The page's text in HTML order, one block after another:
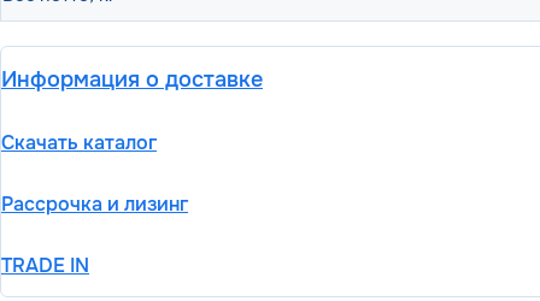
Информация о доставке
Скачать каталог
Рассрочка и лизинг
TRADE IN